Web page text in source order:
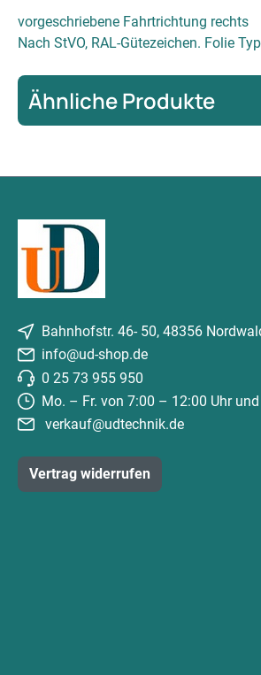
vorgeschriebene Fahrtrichtung rechts
Nach StVO, RAL-Gütezeichen. Folie
Ähnliche Produkte
Bahnhofstr. 46- 50, 48356
info@ud-shop.de
0 25 73 955 950
Mo. – Fr. von 7:00 – 12:00 Uhr
verkauf@udtechnik.de
Vertrag widerrufen